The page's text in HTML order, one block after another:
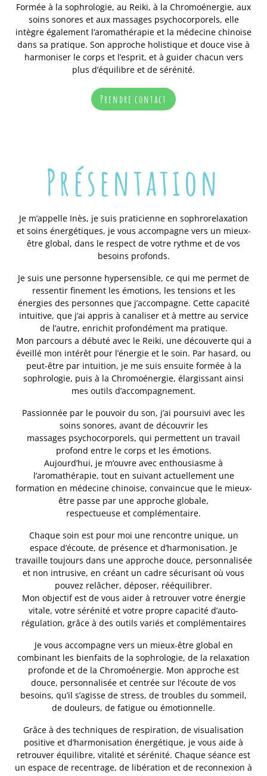
Formée à la sophrologie, au Reiki, à la Chromoénergie, aux
soins sonores et aux massages psychocorporels, elle
intègre également l’aromathérapie et la médecine chinoise
dans sa pratique. Son approche holistique et douce vise à
harmoniser le corps et l’esprit, et à guider chacun vers
plus d’équilibre et de sérénité.
Prendre contact
Présentation
Je m’appelle Inès, je suis praticienne en sophrorelaxation
et soins énergétiques, je vous accompagne vers un mieux-
être global, dans le respect de votre rythme et de vos
besoins profonds.
Je suis une personne hypersensible, ce qui me permet de
ressentir finement les émotions, les tensions et les
énergies des personnes que j’accompagne. Cette capacité
intuitive, que j’ai appris à canaliser et à mettre au service
de l’autre, enrichit profondément ma pratique.
Mon parcours a débuté avec le Reiki, une découverte qui a
éveillé mon intérêt pour l’énergie et le soin. Par hasard, ou
peut-être par intuition, je me suis ensuite formée à la
sophrologie, puis à la Chromoénergie, élargissant ainsi
mes outils d’accompagnement.
Passionnée par le pouvoir du son, j’ai poursuivi avec les
soins sonores, avant de découvrir les
massages psychocorporels, qui permettent un travail
profond entre le corps et les émotions.
Aujourd’hui, je m’ouvre avec enthousiasme à
l’aromathérapie, tout en suivant actuellement une
formation en médecine chinoise, convaincue que le mieux-
être passe par une approche globale,
respectueuse et complémentaire.
Chaque soin est pour moi une rencontre unique, un
espace d’écoute, de présence et d’harmonisation. Je
travaille toujours dans une approche douce, personnalisée
et non intrusive, en créant un cadre sécurisant où vous
pouvez relâcher, déposer, rééquilibrer.
Mon objectif est de vous aider à retrouver votre énergie
vitale, votre sérénité et votre propre capacité d’auto-
régulation, grâce à des outils variés et complémentaires
Je vous accompagne vers un mieux-être global en
combinant les bienfaits de la sophrologie, de la relaxation
profonde et de la Chromoénergie. Mon approche est
douce, personnalisée et centrée sur l’écoute de vos
besoins, qu’il s’agisse de stress, de troubles du sommeil,
de douleurs, de fatigue ou émotionnelle.
Grâce à des techniques de respiration, de visualisation
positive et d’harmonisation énergétique, je vous aide à
retrouver équilibre, vitalité et sérénité. Chaque séance est
un espace de recentrage, de libération et de reconnexion à